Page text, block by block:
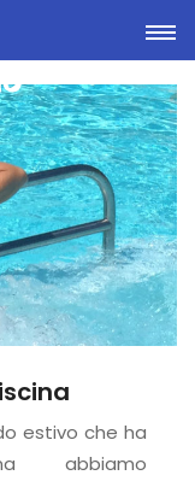
estivo che ha
abbiamo